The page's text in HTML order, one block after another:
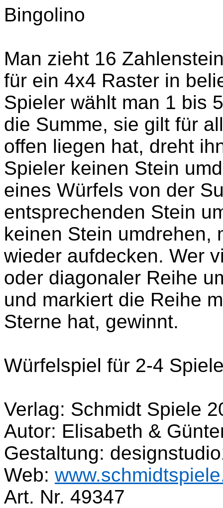
Bingolino
Man zieht 16
für ein 4x4 Raster in
Spieler wählt man 1 bis
die Summe, sie gilt für
offen liegen hat, dreht
Spieler keinen Stein
eines Würfels von der
entsprechenden Stein
keinen Stein umdrehen,
wieder aufdecken. Wer
oder diagonaler Reihe
und markiert die Reihe
Sterne hat, gewinnt.
Würfelspiel für 2-4
Verlag: Schmidt Spiele
Autor: Elisabeth &
Gestaltung:
Web:
Art. Nr. 49347